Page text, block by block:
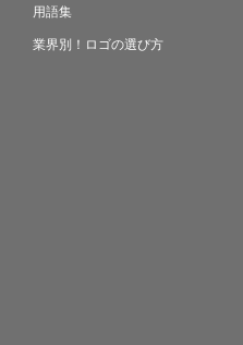
用語集
業界別！ロゴの選び方